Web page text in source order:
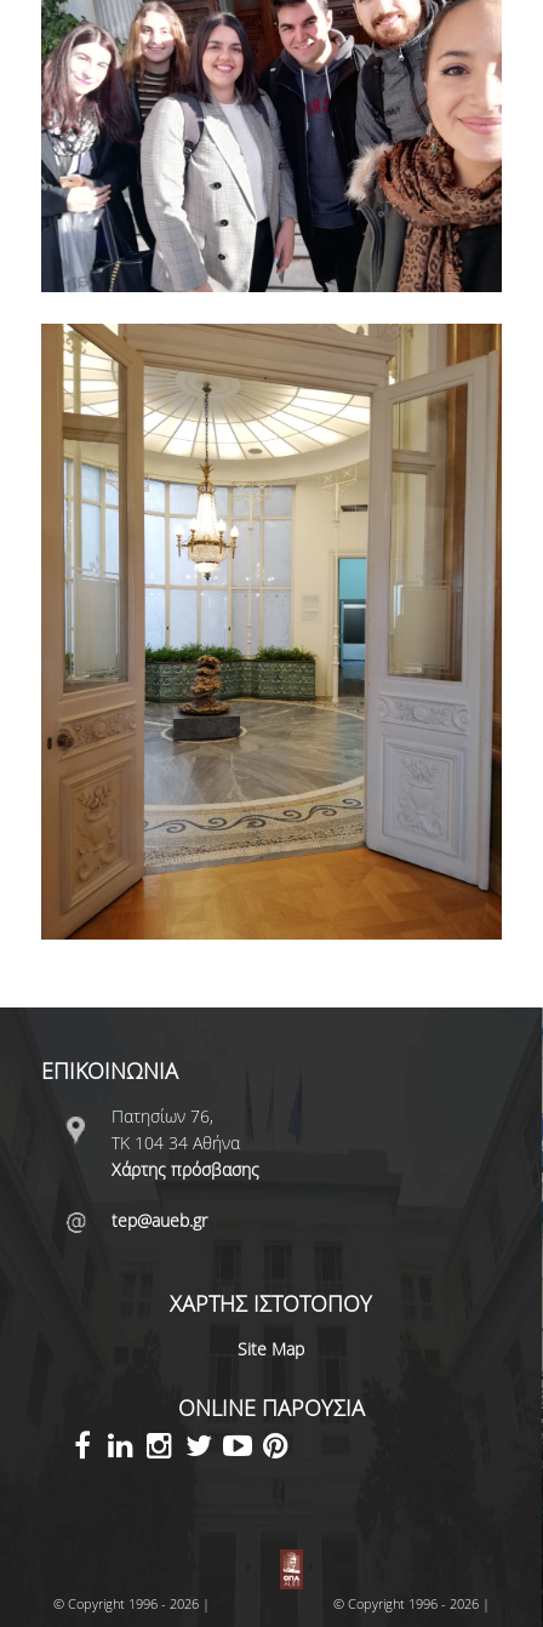
ΕΠΙΚΟΙΝΩΝΙΑ
Πατησίων 76,
ΤΚ 104 34 Αθήνα
Χάρτης πρόσβασης
tep@aueb.gr
ΧΑΡΤΗΣ ΙΣΤΟΤΟΠΟΥ
Site Map
ONLINE ΠΑΡΟΥΣΙΑ
© Copyright 1996 - 2026 | © Copyright 1996 - 2026 |